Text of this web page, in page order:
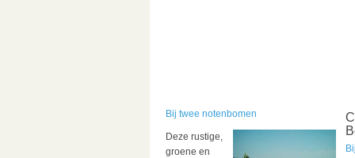
Bij twee notenbomen
Deze rustige,
groene en